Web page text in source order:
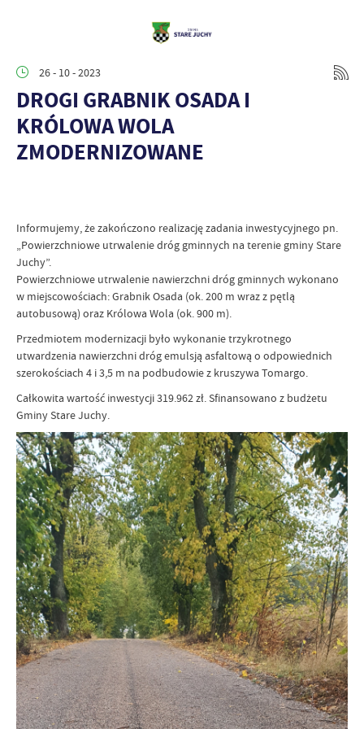
26 - 10 - 2023
DROGI GRABNIK OSADA I
KRÓLOWA WOLA
ZMODERNIZOWANE
Informujemy, że zakończono realizację zadania inwestycyjnego pn.
„Powierzchniowe utrwalenie dróg gminnych na terenie gminy Stare
Juchy”.
Powierzchniowe utrwalenie nawierzchni dróg gminnych wykonano
w miejscowościach: Grabnik Osada (ok. 200 m wraz z pętlą
autobusową) oraz Królowa Wola (ok. 900 m).
Przedmiotem modernizacji było wykonanie trzykrotnego
utwardzenia nawierzchni dróg emulsją asfaltową o odpowiednich
szerokościach 4 i 3,5 m na podbudowie z kruszywa Tomargo.
Całkowita wartość inwestycji 319.962 zł. Sfinansowano z budżetu
Gminy Stare Juchy.